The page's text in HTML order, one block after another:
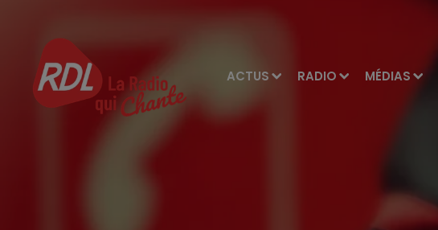
ACTUS RADIO MÉDIAS